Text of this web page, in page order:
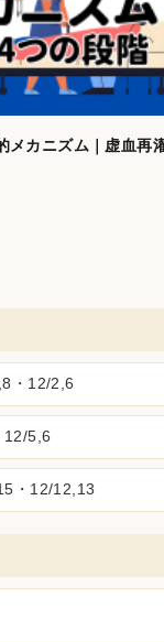
メカニズム｜虚血再
・12/2,6
12/5,6
・12/12,13